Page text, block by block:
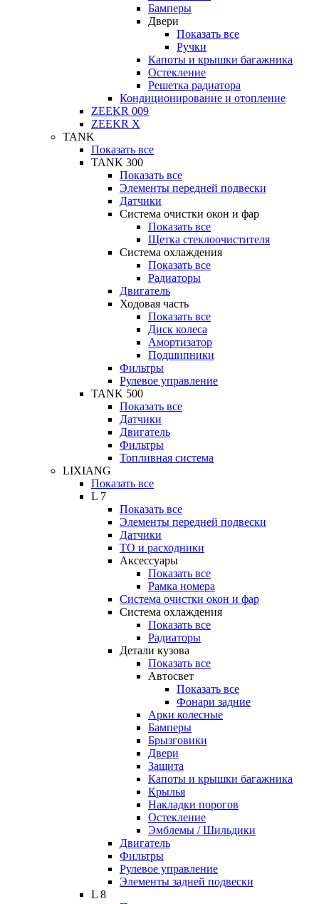
Бамперы
Двери
Показать все
Ручки
Капоты и крышки багажника
Остекление
Решетка радиатора
Кондиционирование и отопление
ZEEKR 009
ZEEKR X
TANK
Показать все
TANK 300
Показать все
Элементы передней подвески
Датчики
Система очистки окон и фар
Показать все
Щетка стеклоочистителя
Система охлаждения
Показать все
Радиаторы
Двигатель
Ходовая часть
Показать все
Диск колеса
Амортизатор
Подшипники
Фильтры
Рулевое управление
TANK 500
Показать все
Датчики
Двигатель
Фильтры
Топливная система
LIXIANG
Показать все
L 7
Показать все
Элементы передней подвески
Датчики
ТО и расходники
Аксессуары
Показать все
Рамка номера
Система очистки окон и фар
Система охлаждения
Показать все
Радиаторы
Детали кузова
Показать все
Автосвет
Показать все
Фонари задние
Арки колесные
Бамперы
Брызговики
Двери
Защита
Капоты и крышки багажника
Крылья
Накладки порогов
Остекление
Эмблемы / Шильдики
Двигатель
Фильтры
Рулевое управление
Элементы задней подвески
L 8